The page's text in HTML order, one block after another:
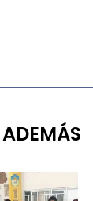
ADEMÁS